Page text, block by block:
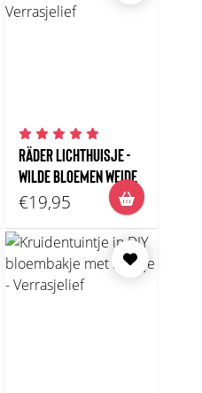
RÄDER LICHTHUISJE -
WILDE BLOEMEN WEIDE
€19,95